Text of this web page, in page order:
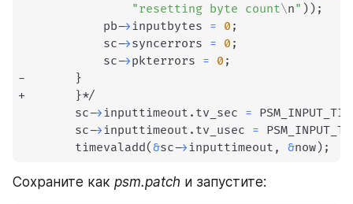
"resetting byte count\n" )) ;
pb->inputbytes = 0 ;
sc->syncerrors = 0 ;
sc->pkterrors = 0 ;
}
}*/
sc->inputtimeout.tv_sec =
sc->inputtimeout.tv_usec =
timevaladd(&sc->inputtimeout, &now) ;
Сохраните как psm.patch и запустите: